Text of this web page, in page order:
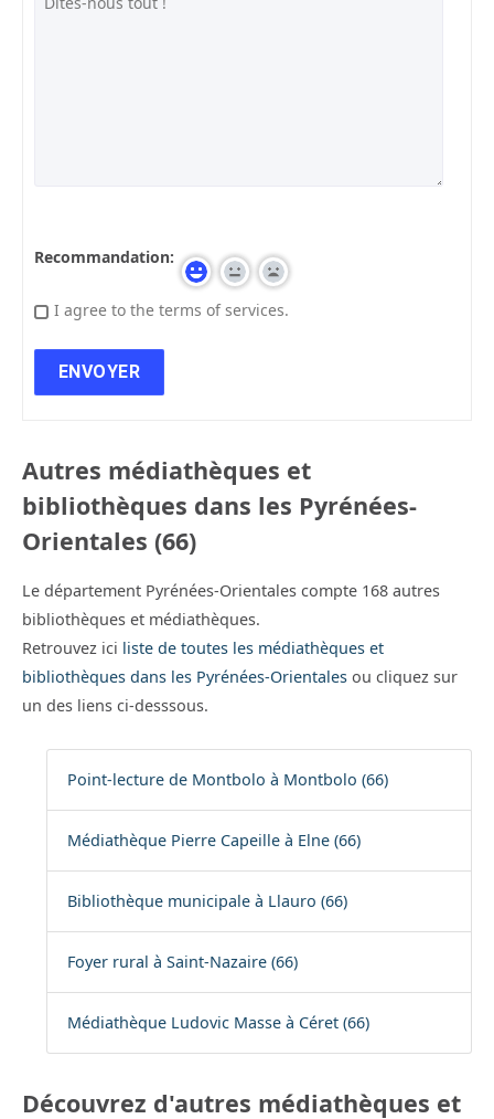
Recommandation:
I agree to the terms of services.
Autres médiathèques et
bibliothèques dans les Pyrénées-
Orientales (66)
Le département Pyrénées-Orientales compte 168 autres
bibliothèques et médiathèques.
Retrouvez ici liste de toutes les médiathèques et
bibliothèques dans les Pyrénées-Orientales ou cliquez sur
un des liens ci-desssous.
Point-lecture de Montbolo à Montbolo (66)
Médiathèque Pierre Capeille à Elne (66)
Bibliothèque municipale à Llauro (66)
Foyer rural à Saint-Nazaire (66)
Médiathèque Ludovic Masse à Céret (66)
Découvrez d'autres médiathèques et